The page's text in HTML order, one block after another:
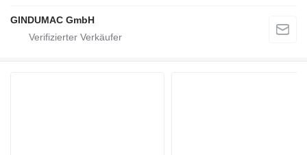
GINDUMAC GmbH